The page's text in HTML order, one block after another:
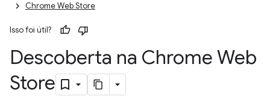
Chrome Web Store
Isso foi útil?
Descoberta na Chrome Web
Store